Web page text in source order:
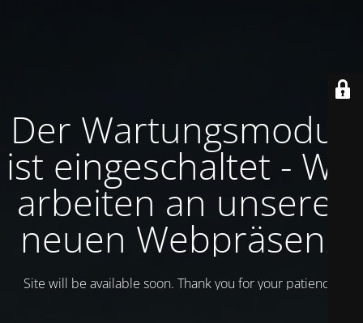
Der Wartungsmodus
ist eingeschaltet - Wir
arbeiten an unserer
neuen Webpräsenz
Site will be available soon. Thank you for your patience!